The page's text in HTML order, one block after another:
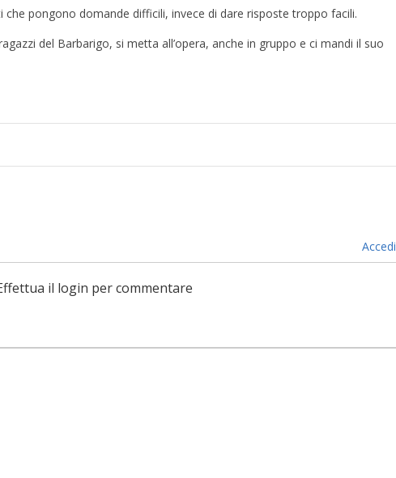
pongono domande difficili, invece di dare risposte troppo facili.
del Barbarigo, si metta all’opera, anche in gruppo e ci mandi il suo
Accedi
il login per commentare